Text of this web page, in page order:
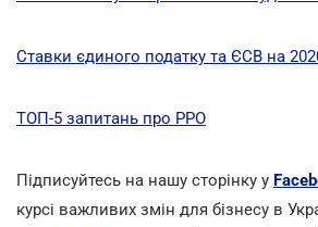
Ставки єдиного податку та ЄСВ на
ТОП-5 запитань про РРО
Підписуйтесь на нашу сторінку у
курсі важливих змін для бізнесу в